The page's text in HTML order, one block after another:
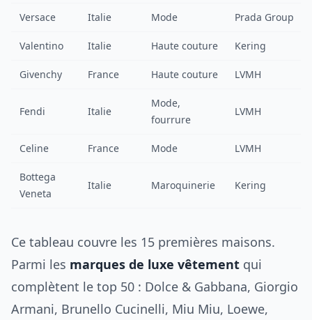
Versace Italie Mode Prada Group
Valentino Italie Haute couture Kering
Givenchy France Haute couture LVMH
Fendi Italie
Mode,
fourrure
LVMH
Celine France Mode LVMH
Bottega
Veneta
Italie Maroquinerie Kering
Ce tableau couvre les 15 premières maisons.
Parmi les marques de luxe vêtement qui
complètent le top 50 : Dolce & Gabbana, Giorgio
Armani, Brunello Cucinelli, Miu Miu, Loewe,